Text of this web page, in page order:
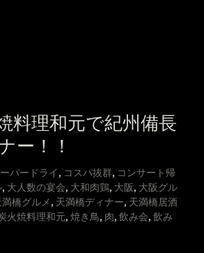
料理和元で紀州備長
ー！！
パードライ, コスパ抜群, コンサート帰
, 大人数の宴会, 大和肉鶏, 大阪, 大阪グル
満橋グルメ , 天満橋ディナー, 天満橋居酒
火焼料理和元, 焼き鳥, 肉, 飲み会, 飲み